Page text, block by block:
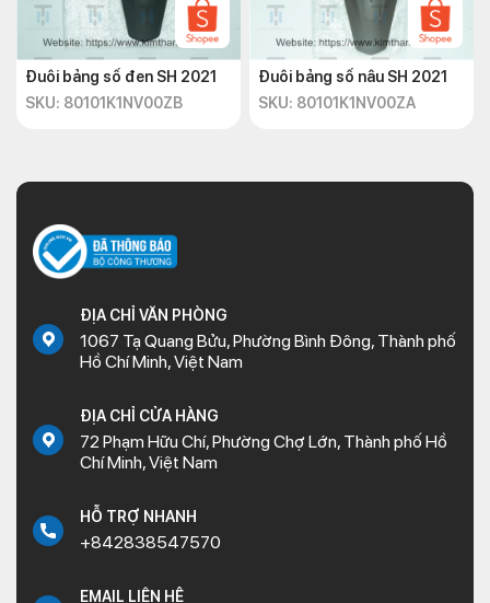
Đuôi bảng số đen SH 2021
SKU: 80101K1NV00ZB
Đuôi bảng số nâu SH 2021
SKU: 80101K1NV00ZA
ĐỊA CHỈ VĂN PHÒNG
1067 Tạ Quang Bửu, Phường Bình Đông, Thành phố
Hồ Chí Minh, Việt Nam
ĐỊA CHỈ CỬA HÀNG
72 Phạm Hữu Chí, Phường Chợ Lớn, Thành phố Hồ
Chí Minh, Việt Nam
HỖ TRỢ NHANH
+842838547570
EMAIL LIÊN HỆ